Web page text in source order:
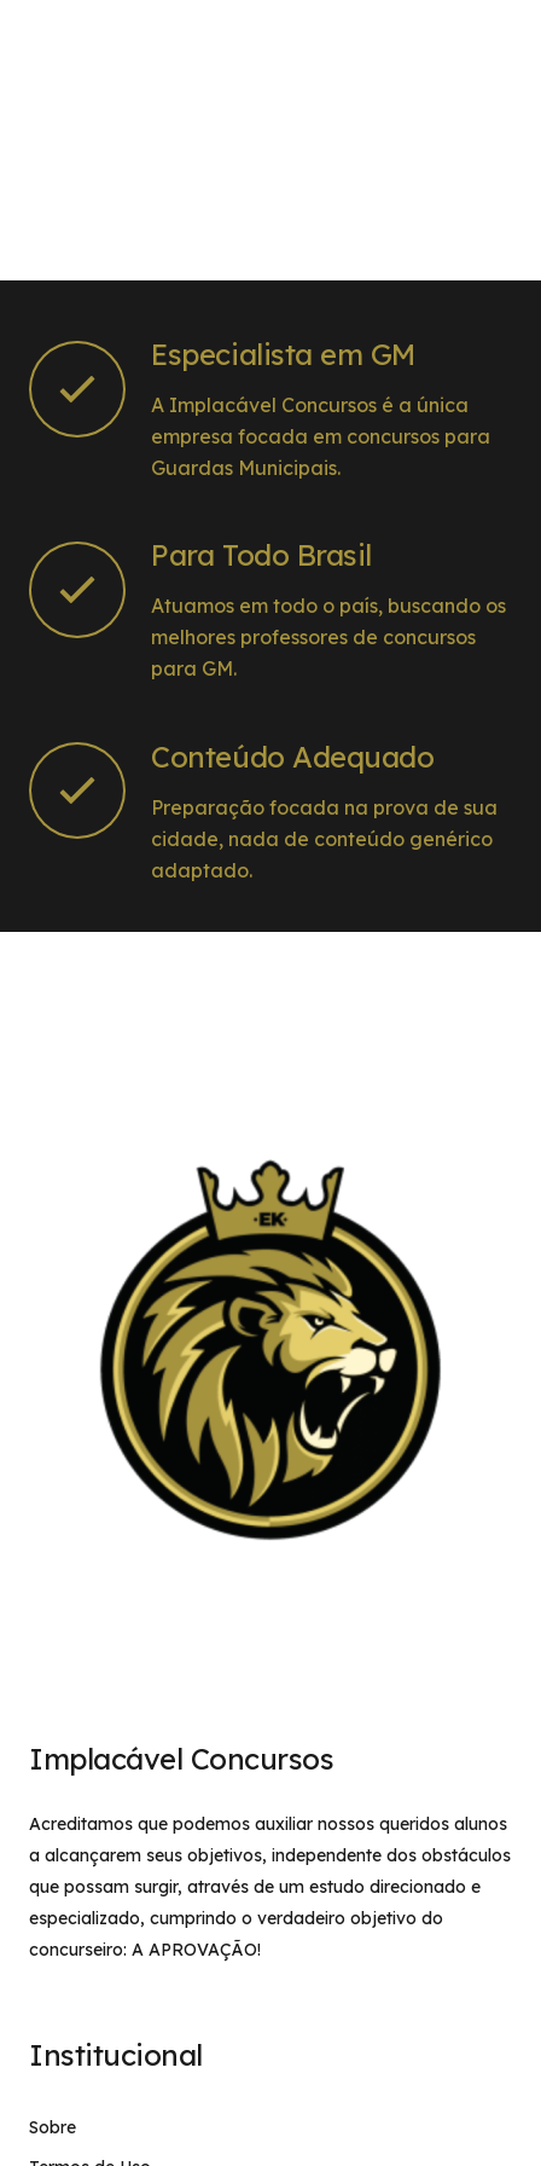
Especialista em GM
A Implacável Concursos é a única
empresa focada em concursos para
Guardas Municipais.
Para Todo Brasil
Atuamos em todo o país, buscando os
melhores professores de concursos
para GM.
Conteúdo Adequado
Preparação focada na prova de sua
cidade, nada de conteúdo genérico
adaptado.
Implacável Concursos
Acreditamos que podemos auxiliar nossos queridos alunos
a alcançarem seus objetivos, independente dos obstáculos
que possam surgir, através de um estudo direcionado e
especializado, cumprindo o verdadeiro objetivo do
concurseiro: A APROVAÇÃO!
Institucional
Sobre